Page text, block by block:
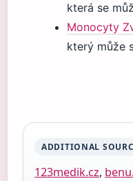
která se
Monocyty
který může
ADDITIONAL
123medik.cz,